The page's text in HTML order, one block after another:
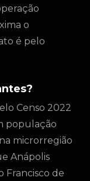
o
é pelo
Censo 2022
população
microrregião
Anápolis
Francisco de